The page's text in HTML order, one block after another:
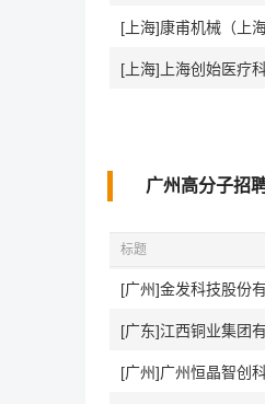
[上海]康甫机械（上
[上海]上海创始医疗
广州高分子招
标题
[广州]金发科技股份
[广东]江西铜业集团
[广州]广州恒晶智创